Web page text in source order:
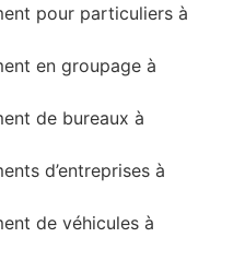
pour particuliers à
en groupage à
de bureaux à
d’entreprises à
de véhicules à